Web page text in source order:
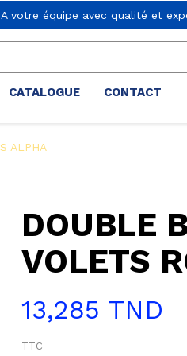
votre équipe avec qualité et
CATALOGUE CONTACT
ALPHA
DOUBLE
VOLETS
13,285 TND
TTC